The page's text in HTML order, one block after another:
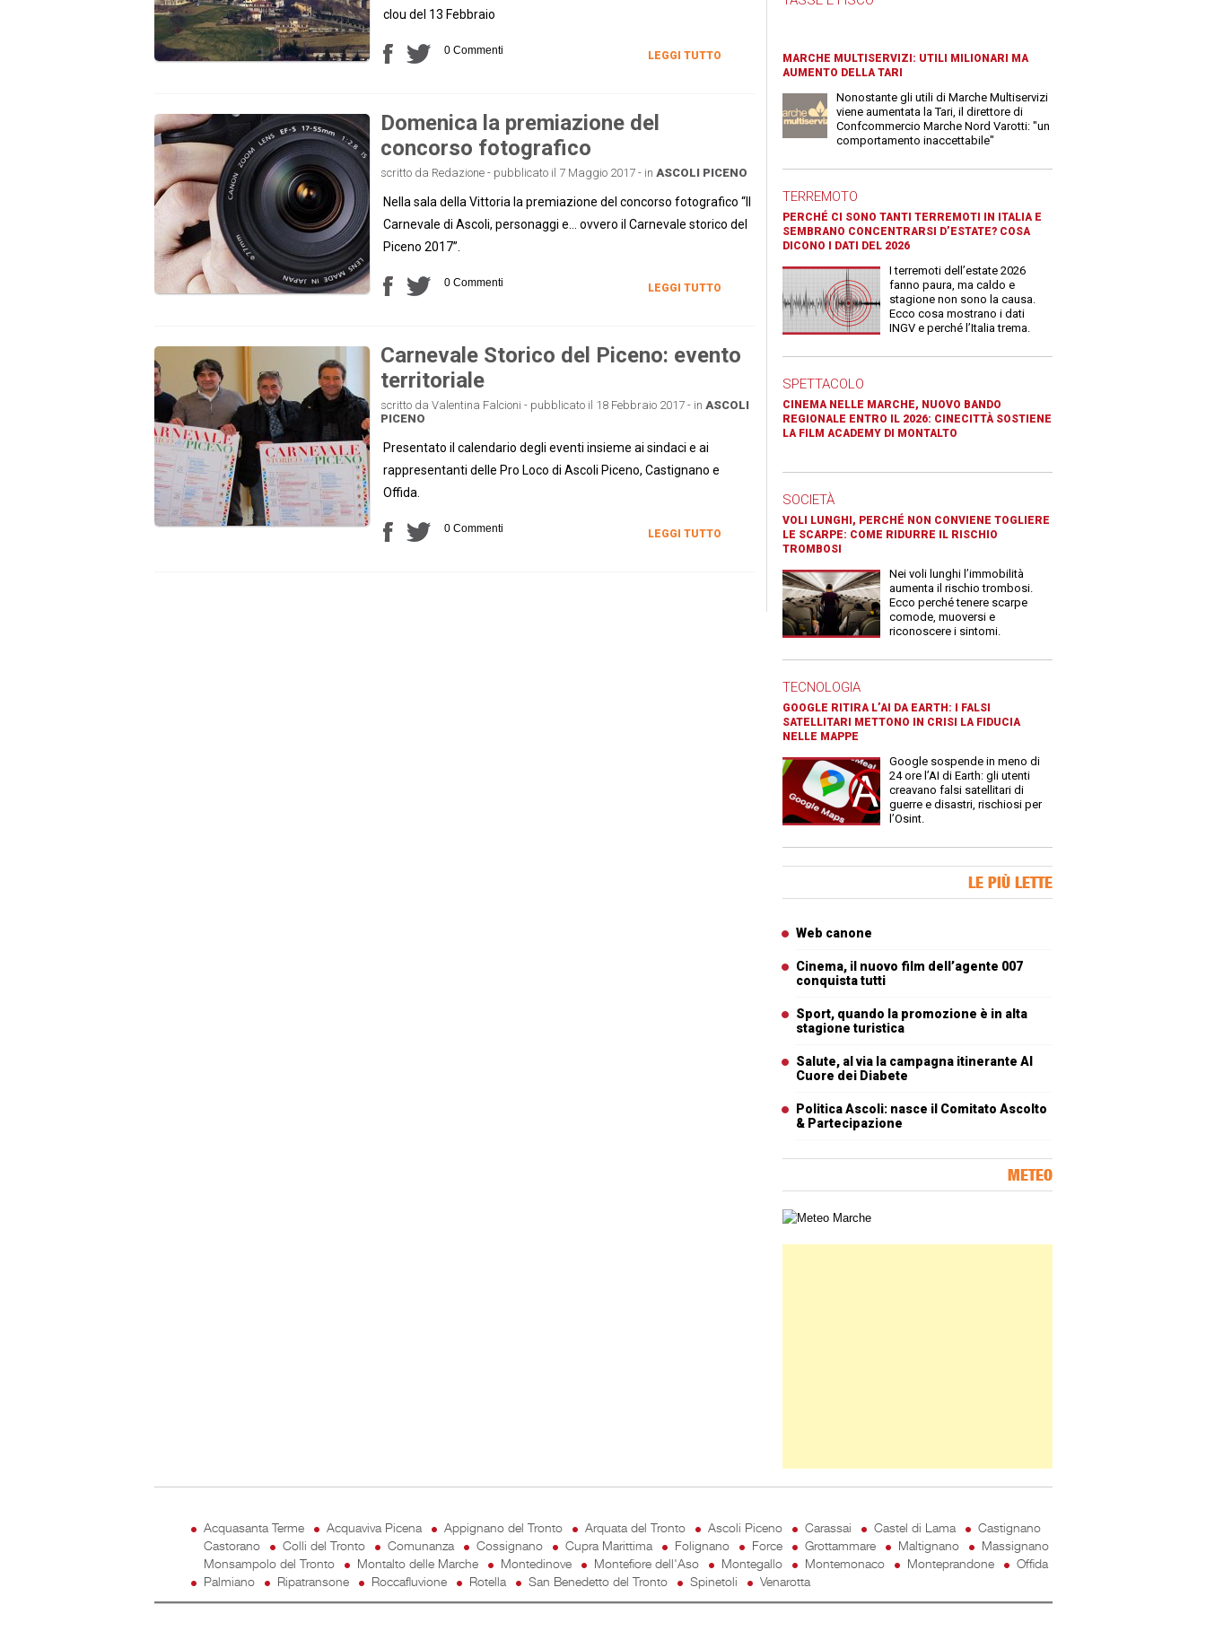
clou del 13 Febbraio
0 Commenti LEGGI TUTTO
Domenica la premiazione del
concorso fotografico
scritto da Redazione - pubblicato il 7 Maggio 2017 - in ASCOLI PICENO
Nella sala della Vittoria la premiazione del concorso fotografico “Il
Carnevale di Ascoli, personaggi e… ovvero il Carnevale storico del
Piceno 2017”.
0 Commenti LEGGI TUTTO
Carnevale Storico del Piceno: evento
territoriale
scritto da Valentina Falcioni - pubblicato il 18 Febbraio 2017 - in ASCOLI
PICENO
Presentato il calendario degli eventi insieme ai sindaci e ai
rappresentanti delle Pro Loco di Ascoli Piceno, Castignano e
Offida.
0 Commenti LEGGI TUTTO
MARCHE MULTISERVIZI: UTILI MILIONARI MA
AUMENTO DELLA TARI
Nonostante gli utili di Marche Multiservizi
viene aumentata la Tari, il direttore di
Confcommercio Marche Nord Varotti: "un
comportamento inaccettabile"
TERREMOTO
PERCHÉ CI SONO TANTI TERREMOTI IN ITALIA E
SEMBRANO CONCENTRARSI D’ESTATE? COSA
DICONO I DATI DEL 2026
I terremoti dell’estate 2026
fanno paura, ma caldo e
stagione non sono la causa.
Ecco cosa mostrano i dati
INGV e perché l’Italia trema.
SPETTACOLO
CINEMA NELLE MARCHE, NUOVO BANDO
REGIONALE ENTRO IL 2026: CINECITTÀ SOSTIENE
LA FILM ACADEMY DI MONTALTO
SOCIETÀ
VOLI LUNGHI, PERCHÉ NON CONVIENE TOGLIERE
LE SCARPE: COME RIDURRE IL RISCHIO
TROMBOSI
Nei voli lunghi l’immobilità
aumenta il rischio trombosi.
Ecco perché tenere scarpe
comode, muoversi e
riconoscere i sintomi.
TECNOLOGIA
GOOGLE RITIRA L’AI DA EARTH: I FALSI
SATELLITARI METTONO IN CRISI LA FIDUCIA
NELLE MAPPE
Google sospende in meno di
24 ore l’AI di Earth: gli utenti
creavano falsi satellitari di
guerre e disastri, rischiosi per
l’Osint.
LE PIÙ LETTE
Web canone
Cinema, il nuovo film dell’agente 007
conquista tutti
Sport, quando la promozione è in alta
stagione turistica
Salute, al via la campagna itinerante Al
Cuore dei Diabete
Politica Ascoli: nasce il Comitato Ascolto
& Partecipazione
METEO
Carta meteorologica delle Marche
Acquasanta Terme Acquaviva Picena Appignano del Tronto Arquata del Tronto Ascoli Piceno Carassai Castel di Lama
Castignano
Castorano
Colli del Tronto Comunanza Cossignano Cupra Marittima Folignano Force Grottammare Maltignano
Massignano
Monsampolo del Tronto
Montalto delle Marche Montedinove Montefiore dell'Aso Montegallo Montemonaco Monteprandone
Offida
Palmiano
Ripatransone Roccafluvione Rotella San Benedetto del Tronto Spinetoli Venarotta